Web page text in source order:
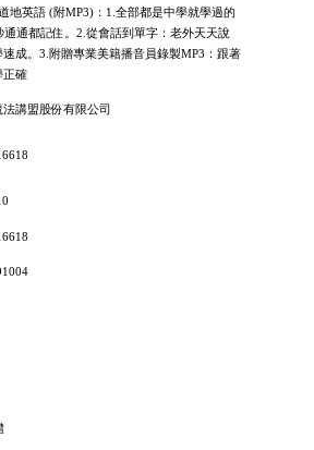
地英語 (附MP3)：1.全部都是中學就學過的
通通都記住。2.從會話到單字：老外天天說
速成。3.附贈專業美籍播音員錄製MP3：跟著
正確
講盟股份有限公司